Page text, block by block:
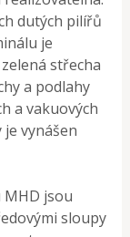
dutých pilířů
je
střecha
a podlahy
a vakuových
je vynášen
jsou
sloupy